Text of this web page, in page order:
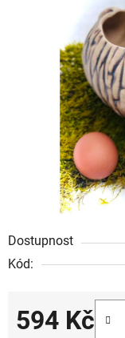
Dostupnost
Kód:
594 Kč
hvězdiček.